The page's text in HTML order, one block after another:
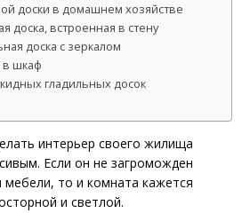
доски в домашнем хозяйстве
доска, встроенная в стену
доска с зеркалом
в шкаф
гладильных досок
интерьер своего жилища
Если он не загроможден
то и комната кажется
и светлой.